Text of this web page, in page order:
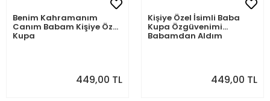
Benim Kahramanım
Canım Babam Kişiye Özel
Kupa
449,00 TL
Kişiye Özel İsimli Baba
Kupa Özgüvenimi
Babamdan Aldım
449,00 TL